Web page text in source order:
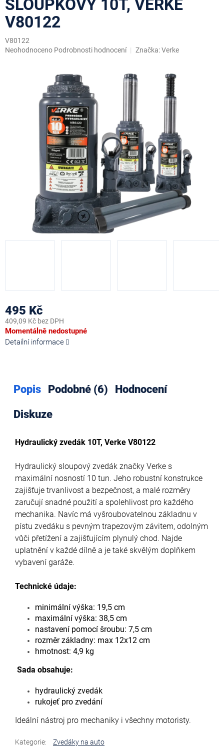
SLOUPKOVÝ 10T, VERKE
V80122
V80122
Průměrné
Neohodnoceno Podrobnosti hodnocení Značka:Verke
495 Kč
409,09 Kč bez DPH
Měrná
cena:
Momentálně nedostupné
Detailní informace
Popis Podobné (6)
Hodnocení
Diskuze
Hydraulický zvedák 10T, Verke V80122
Hydraulický sloupový zvedák značky Verke s
maximální nosností 10 tun. Jeho robustní konstrukce
zajišťuje trvanlivost a bezpečnost, a malé rozměry
zaručují snadné použití a spolehlivost pro každého
mechanika. Navíc má vyšroubovatelnou základnu v
pístu zvedáku s pevným trapezovým závitem, odolným
vůči přetížení a zajišťujícím plynulý chod. Najde
uplatnění v každé dílně a je také skvělým doplňkem
vybavení garáže.
Technické údaje:
minimální výška: 19,5 cm
maximální výška: 38,5 cm
nastavení pomocí šroubu: 7,5 cm
rozměr základny: max 12x12 cm
hmotnost: 4,9 kg
Sada obsahuje:
hydraulický zvedák
rukojeť pro zvedání
Ideální nástroj pro mechaniky i všechny motoristy.
Kategorie:
Zvedáky na auto